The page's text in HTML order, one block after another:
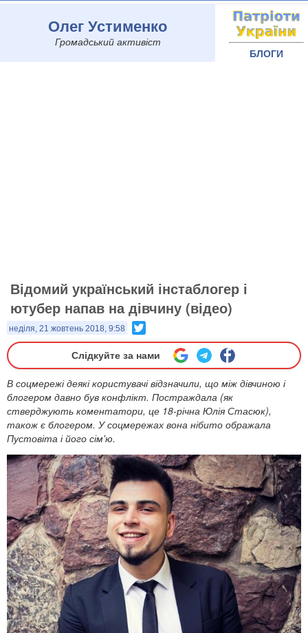
Олег Устименко
Громадський активіст
БЛОГИ
Відомий український інстаблогер і
ютубер напав на дівчину (відео)
неділя, 21 жовтень 2018, 9:58
Слідкуйте за нами
В соцмережі деякі користувачі відзначили, що між дівчиною і
блогером давно був конфлікт. Постраждала (як
стверджують коментатори, це 18-річна Юлія Стасюк),
також є блогером. У соцмережах вона нібито ображала
Пустовіта і його сім'ю.